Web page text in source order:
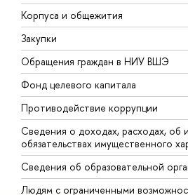
Корпуса и общежития
Закупки
Обращения граждан в НИУ ВШЭ
Фонд целевого капитала
Противодействие коррупции
Сведения о доходах, расходах, об
обязательствах имущественного
Сведения об образовательной
Людям с ограниченными